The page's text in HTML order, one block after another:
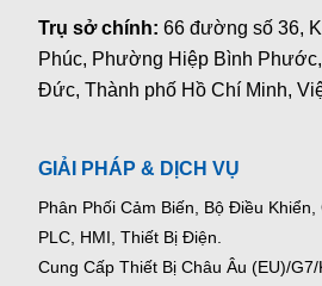
Trụ sở chính:66 đường số 36,
Phúc, Phường Hiệp Bình
Đức, Thành phố Hồ Chí Minh,
GIẢI PHÁP & DỊCH VỤ
Phân Phối Cảm Biến, Bộ Điều Khiển,
PLC, HMI, Thiết Bị Điện.
Cung Cấp Thiết Bị Châu Âu (EU)/G7/